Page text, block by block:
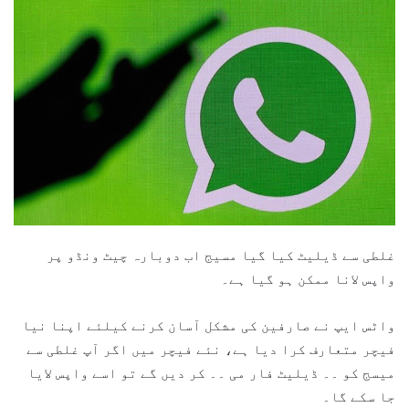
غلطی سے ڈیلیٹ کیا گیا مسیج اب دوبارہ چیٹ ونڈو پر
واپس لانا ممکن ہو گیا ہے۔
واٹس ایپ نے صارفین کی مشکل آسان کرنے کیلئے اپنا نیا
فیچر متعارف کرا دیا ہے، نئے فیچر میں اگر آپ غلطی سے
میسج کو ۔۔ ڈیلیٹ فار می ۔۔ کر دیں گے تو اسے واپس لایا
جا سکے گا۔